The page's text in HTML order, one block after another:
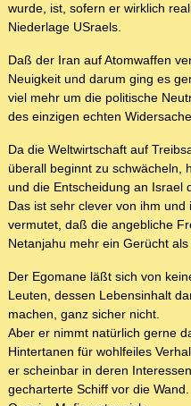
wurde, ist, sofern er wirklich
Niederlage USraels.
Daß der Iran auf Atomwaffen
Neuigkeit und darum ging es
viel mehr um die politische
des einzigen echten
Da die Weltwirtschaft auf
überall beginnt zu schwächeln,
und die Entscheidung an Israel
Das ist sehr clever von ihm
vermutet, daß die angebliche
Netanjahu mehr ein Gerücht
Der Egomane läßt sich von
Leuten, dessen Lebensinhalt
machen, ganz sicher nicht.
Aber er nimmt natürlich gerne
Hintertanen für wohlfeiles
er scheinbar in deren
gecharterte Schiff vor die Wand.